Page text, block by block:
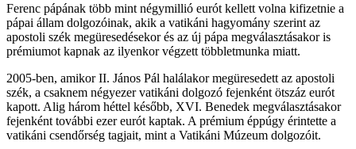
Ferenc pápának több mint négymillió eurót kellett volna kifizetnie a
pápai állam dolgozóinak, akik a vatikáni hagyomány szerint az
apostoli szék megüresedésekor és az új pápa megválasztásakor is
prémiumot kapnak az ilyenkor végzett többletmunka miatt.
2005-ben, amikor II. János Pál halálakor megüresedett az apostoli
szék, a csaknem négyezer vatikáni dolgozó fejenként ötszáz eurót
kapott. Alig három héttel később, XVI. Benedek megválasztásakor
fejenként további ezer eurót kaptak. A prémium éppúgy érintette a
vatikáni csendőrség tagjait, mint a Vatikáni Múzeum dolgozóit.